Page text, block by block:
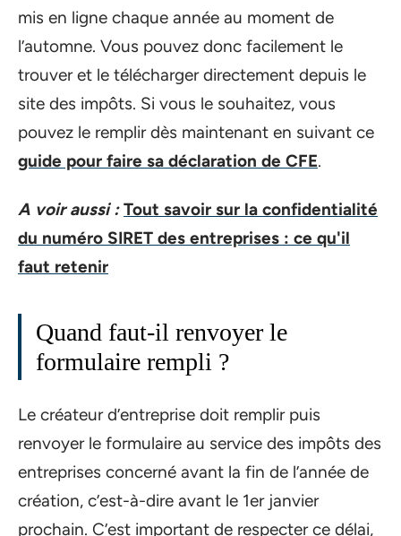
mis en ligne chaque année au moment de
l’automne. Vous pouvez donc facilement le
trouver et le télécharger directement depuis le
site des impôts. Si vous le souhaitez, vous
pouvez le remplir dès maintenant en suivant ce
guide pour faire sa déclaration de CFE.
A voir aussi : Tout savoir sur la confidentialité
du numéro SIRET des entreprises : ce qu'il
faut retenir
Quand faut-il renvoyer le
formulaire rempli ?
Le créateur d’entreprise doit remplir puis
renvoyer le formulaire au service des impôts des
entreprises concerné avant la fin de l’année de
création, c’est-à-dire avant le 1er janvier
prochain. C’est important de respecter ce délai,